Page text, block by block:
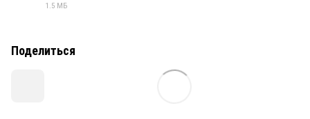
1.5 МБ
Поделиться